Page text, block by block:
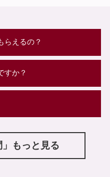
らえるの？
すか？
」もっと見る